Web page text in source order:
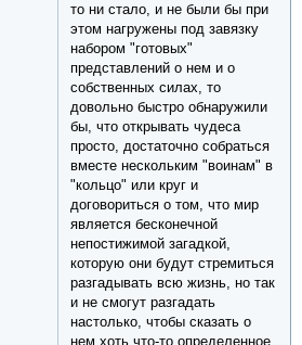
то ни стало, и не были бы при
этом нагружены под завязку
набором "готовых"
представлений о нем и о
собственных силах, то
довольно быстро обнаружили
бы, что открывать чудеса
просто, достаточно собраться
вместе нескольким "воинам" в
"кольцо" или круг и
договориться о том, что мир
является бесконечной
непостижимой загадкой,
которую они будут стремиться
разгадывать всю жизнь, но так
и не смогут разгадать
настолько, чтобы сказать о
нем хоть что-то определенное